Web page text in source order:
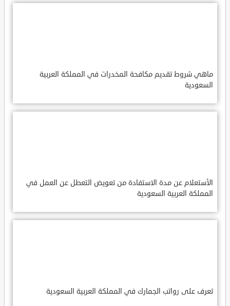
ماهي شروط تقديم مكافحة المخدرات في المملكة العربية
السعودية
الأستعلام عن مدة الاستفادة من تعويض التعطل عن العمل في
المملكة العربية السعودية
تعرف على رواتب الجمارك في المملكة العربية السعودية